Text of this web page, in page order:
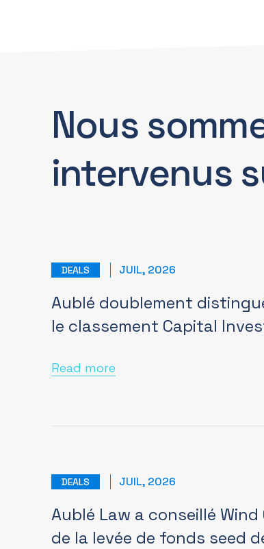
Nous
intervenus
DEALS JUIL, 2026
Aublé doublement
le classement Capital
Read more
DEALS JUIL, 2026
Aublé Law a conseillé
de la levée de fonds seed